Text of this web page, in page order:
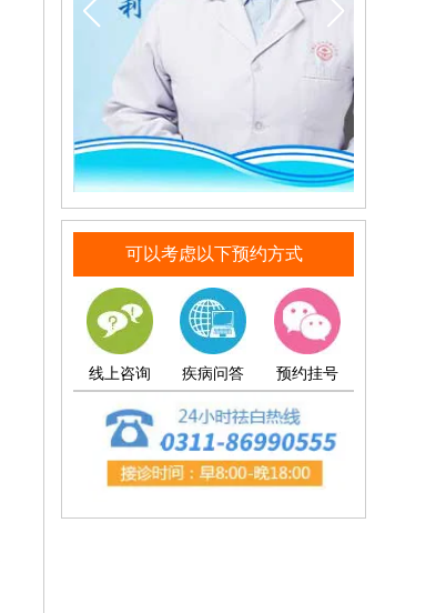
可以考虑以下预约方式
线上咨询 疾病问答 预约挂号